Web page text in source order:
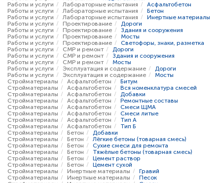
Работы и услуги
Лабораторные испытания
Асфальтобетон
Работы и услуги
Лабораторные испытания
Бетон
Работы и услуги
Лабораторные испытания
Инертные материалы
Работы и услуги
Проектирование
Дороги
Работы и услуги
Проектирование
Здания и сооружения
Работы и услуги
Проектирование
Мосты
Работы и услуги
Проектирование
Светофоры, знаки, разметка
Работы и услуги
СМР и ремонт
Дороги
Работы и услуги
СМР и ремонт
Здания и сооружения
Работы и услуги
СМР и ремонт
Мосты
Работы и услуги
Эксплуатация и содержание
Дороги
Работы и услуги
Эксплуатация и содержание
Мосты
Стройматериалы
Асфальтобетон
Битум
Стройматериалы
Асфальтобетон
Вся номенклатура смесей
Стройматериалы
Асфальтобетон
Добавки
Стройматериалы
Асфальтобетон
Ремонтные составы
Стройматериалы
Асфальтобетон
Смеси ЩМА
Стройматериалы
Асфальтобетон
Смеси литые
Стройматериалы
Асфальтобетон
Тип А
Стройматериалы
Асфальтобетон
Тип Б
Стройматериалы
Бетон
Добавки
Стройматериалы
Бетон
Лёгкие бетоны (товарная смесь)
Стройматериалы
Бетон
Сухие смеси для ремонта
Стройматериалы
Бетон
Тяжёлые бетоны (товарная смесь)
Стройматериалы
Бетон
Цемент раствор
Стройматериалы
Бетон
Цемент сухой
Стройматериалы
Инертные материалы
Гравий
Стройматериалы
Инертные материалы
Песок